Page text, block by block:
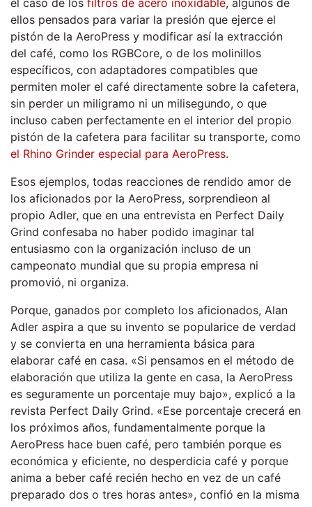
el caso de los filtros de acero inoxidable, algunos de
ellos pensados para variar la presión que ejerce el
pistón de la AeroPress y modificar así la extracción
del café, como los RGBCore, o de los molinillos
específicos, con adaptadores compatibles que
permiten moler el café directamente sobre la cafetera,
sin perder un miligramo ni un milisegundo, o que
incluso caben perfectamente en el interior del propio
pistón de la cafetera para facilitar su transporte, como
el Rhino Grinder especial para AeroPress.
Esos ejemplos, todas reacciones de rendido amor de
los aficionados por la AeroPress, sorprendieon al
propio Adler, que en una entrevista en Perfect Daily
Grind confesaba no haber podido imaginar tal
entusiasmo con la organización incluso de un
campeonato mundial que su propia empresa ni
promovió, ni organiza.
Porque, ganados por completo los aficionados, Alan
Adler aspira a que su invento se popularice de verdad
y se convierta en una herramienta básica para
elaborar café en casa. «Si pensamos en el método de
elaboración que utiliza la gente en casa, la AeroPress
es seguramente un porcentaje muy bajo», explicó a la
revista Perfect Daily Grind. «Ese porcentaje crecerá en
los próximos años, fundamentalmente porque la
AeroPress hace buen café, pero también porque es
económica y eficiente, no desperdicia café y porque
anima a beber café recién hecho en vez de un café
preparado dos o tres horas antes», confió en la misma